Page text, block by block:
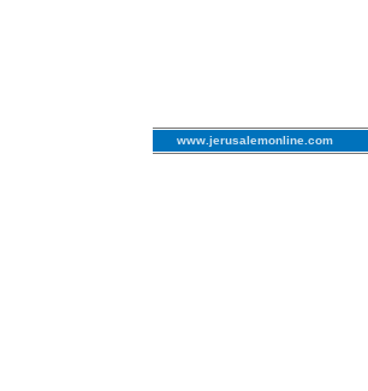
www.jerusalemonline.com